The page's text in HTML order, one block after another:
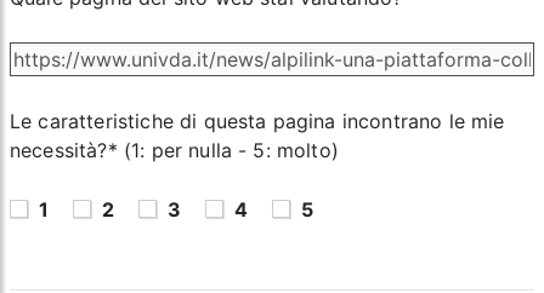
Le caratteristiche di questa pagina incontrano le mie
necessità?* (1: per nulla - 5: molto)
1 2 3 4 5